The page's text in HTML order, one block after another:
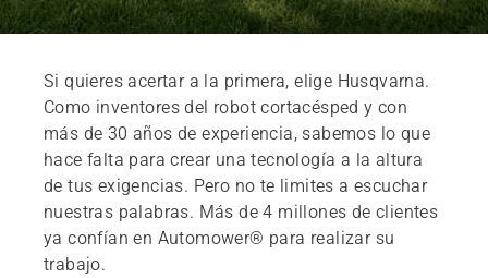
Si quieres acertar a la primera, elige Husqvarna.
Como inventores del robot cortacésped y con
más de 30 años de experiencia, sabemos lo que
hace falta para crear una tecnología a la altura
de tus exigencias. Pero no te limites a escuchar
nuestras palabras. Más de 4 millones de clientes
ya confían en Automower® para realizar su
trabajo.